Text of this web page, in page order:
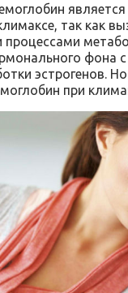
так как
фона
эстрогенов.
при